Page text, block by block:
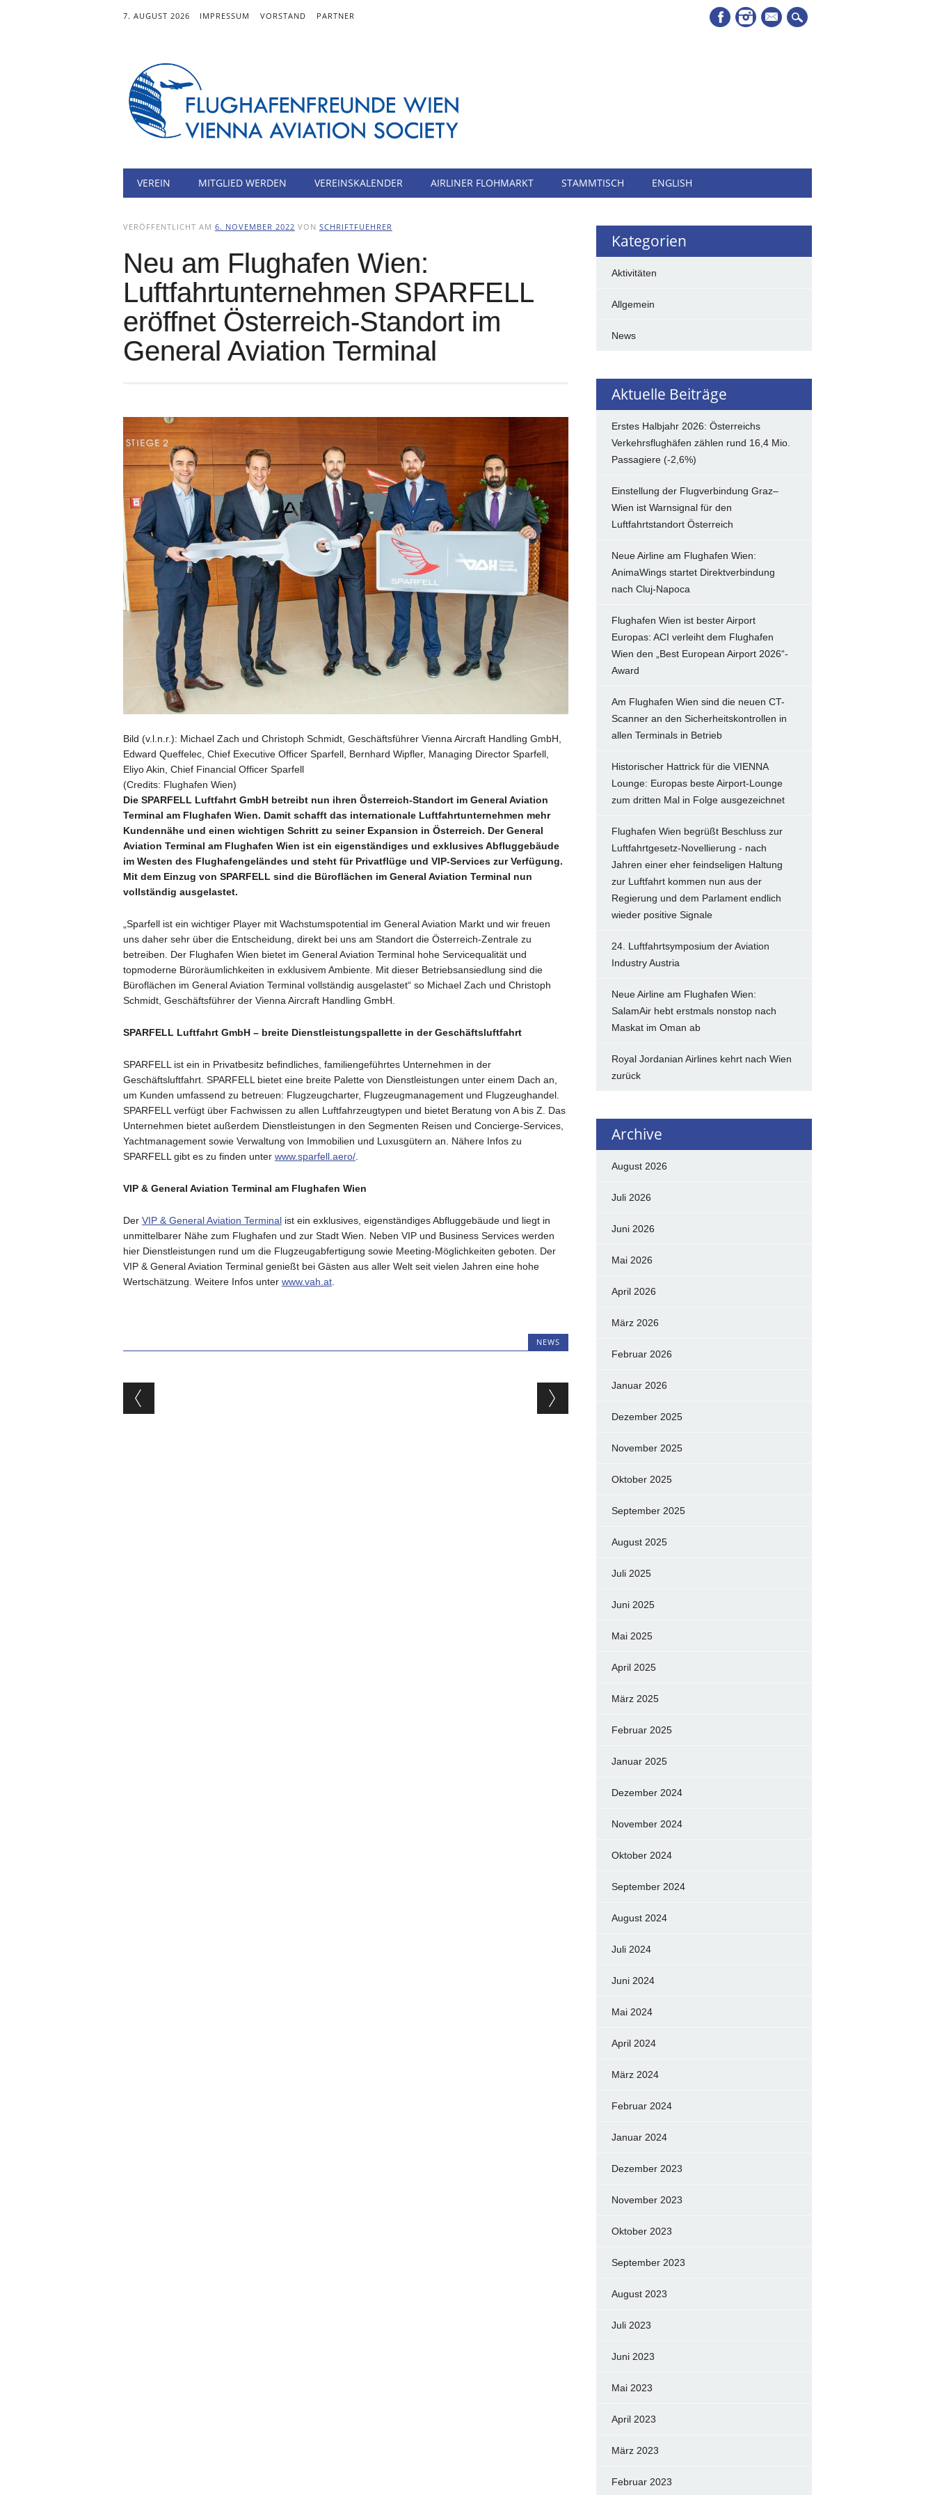
7. AUGUST 2026 IMPRESSUM VORSTAND PARTNER
Mail
Hauptmenü
Inhalt
VEREIN MITGLIED WERDEN VEREINSKALENDER AIRLINER FLOHMARKT STAMMTISCH ENGLISH
VERÖFFENTLICHT AM 6. NOVEMBER 2022 VON SCHRIFTFUEHRER
Neu am Flughafen Wien:
Luftfahrtunternehmen SPARFELL
eröffnet Österreich-Standort im
General Aviation Terminal
Bild (v.l.n.r.): Michael Zach und Christoph Schmidt, Geschäftsführer Vienna Aircraft Handling GmbH,
Edward Queffelec, Chief Executive Officer Sparfell, Bernhard Wipfler, Managing Director Sparfell,
Eliyo Akin, Chief Financial Officer Sparfell
(Credits: Flughafen Wien)
Die SPARFELL Luftfahrt GmbH betreibt nun ihren Österreich-Standort im General Aviation
Terminal am Flughafen Wien. Damit schafft das internationale Luftfahrtunternehmen mehr
Kundennähe und einen wichtigen Schritt zu seiner Expansion in Österreich. Der General
Aviation Terminal am Flughafen Wien ist ein eigenständiges und exklusives Abfluggebäude
im Westen des Flughafengeländes und steht für Privatflüge und VIP-Services zur Verfügung.
Mit dem Einzug von SPARFELL sind die Büroflächen im General Aviation Terminal nun
vollständig ausgelastet.
„Sparfell ist ein wichtiger Player mit Wachstumspotential im General Aviation Markt und wir freuen
uns daher sehr über die Entscheidung, direkt bei uns am Standort die Österreich-Zentrale zu
betreiben. Der Flughafen Wien bietet im General Aviation Terminal hohe Servicequalität und
topmoderne Büroräumlichkeiten in exklusivem Ambiente. Mit dieser Betriebsansiedlung sind die
Büroflächen im General Aviation Terminal vollständig ausgelastet“ so Michael Zach und Christoph
Schmidt, Geschäftsführer der Vienna Aircraft Handling GmbH.
SPARFELL Luftfahrt GmbH – breite Dienstleistungspallette in der Geschäftsluftfahrt
SPARFELL ist ein in Privatbesitz befindliches, familiengeführtes Unternehmen in der
Geschäftsluftfahrt. SPARFELL bietet eine breite Palette von Dienstleistungen unter einem Dach an,
um Kunden umfassend zu betreuen: Flugzeugcharter, Flugzeugmanagement und Flugzeughandel.
SPARFELL verfügt über Fachwissen zu allen Luftfahrzeugtypen und bietet Beratung von A bis Z. Das
Unternehmen bietet außerdem Dienstleistungen in den Segmenten Reisen und Concierge-Services,
Yachtmanagement sowie Verwaltung von Immobilien und Luxusgütern an. Nähere Infos zu
SPARFELL gibt es zu finden unter www.sparfell.aero/.
VIP & General Aviation Terminal am Flughafen Wien
Der VIP & General Aviation Terminalist ein exklusives, eigenständiges Abfluggebäude und liegt in
unmittelbarer Nähe zum Flughafen und zur Stadt Wien. Neben VIP und Business Services werden
hier Dienstleistungen rund um die Flugzeugabfertigung sowie Meeting-Möglichkeiten geboten. Der
VIP & General Aviation Terminal genießt bei Gästen aus aller Welt seit vielen Jahren eine hohe
Wertschätzung. Weitere Infos unter www.vah.at.
NEWS
Beitragsnavigation
Kategorien
Aktivitäten
Allgemein
News
Aktuelle Beiträge
Erstes Halbjahr 2026: Österreichs
Verkehrsflughäfen zählen rund 16,4 Mio.
Passagiere (-2,6%)
Einstellung der Flugverbindung Graz–
Wien ist Warnsignal für den
Luftfahrtstandort Österreich
Neue Airline am Flughafen Wien:
AnimaWings startet Direktverbindung
nach Cluj-Napoca
Flughafen Wien ist bester Airport
Europas: ACI verleiht dem Flughafen
Wien den „Best European Airport 2026“-
Award
Am Flughafen Wien sind die neuen CT-
Scanner an den Sicherheitskontrollen in
allen Terminals in Betrieb
Historischer Hattrick für die VIENNA
Lounge: Europas beste Airport-Lounge
zum dritten Mal in Folge ausgezeichnet
Flughafen Wien begrüßt Beschluss zur
Luftfahrtgesetz-Novellierung - nach
Jahren einer eher feindseligen Haltung
zur Luftfahrt kommen nun aus der
Regierung und dem Parlament endlich
wieder positive Signale
24. Luftfahrtsymposium der Aviation
Industry Austria
Neue Airline am Flughafen Wien:
SalamAir hebt erstmals nonstop nach
Maskat im Oman ab
Royal Jordanian Airlines kehrt nach Wien
zurück
Archive
August 2026
Juli 2026
Juni 2026
Mai 2026
April 2026
März 2026
Februar 2026
Januar 2026
Dezember 2025
November 2025
Oktober 2025
September 2025
August 2025
Juli 2025
Juni 2025
Mai 2025
April 2025
März 2025
Februar 2025
Januar 2025
Dezember 2024
November 2024
Oktober 2024
September 2024
August 2024
Juli 2024
Juni 2024
Mai 2024
April 2024
März 2024
Februar 2024
Januar 2024
Dezember 2023
November 2023
Oktober 2023
September 2023
August 2023
Juli 2023
Juni 2023
Mai 2023
April 2023
März 2023
Februar 2023